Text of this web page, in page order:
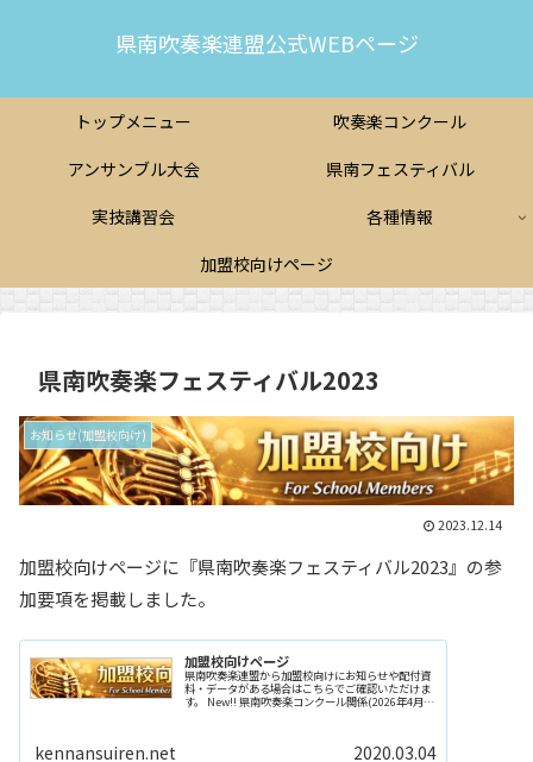
県南吹奏楽連盟公式WEBページ
トップメニュー
吹奏楽コンクール
アンサンブル大会
県南フェスティバル
実技講習会
各種情報
加盟校向けページ
県南吹奏楽フェスティバル2023
お知らせ(加盟校向け)
2023.12.14
加盟校向けページに『県南吹奏楽フェスティバル2023』の参
加要項を掲載しました。
加盟校向けページ
県南吹奏楽連盟から加盟校向けにお知らせや配付資
料・データがある場合はこちらでご確認いただけま
す。 New!! 県南吹奏楽コンクール関係(2026年4月23
日更新) 2026-con-entrysheet(2026.4.27更新版)ダ
kennansuiren.net 2020.03.04